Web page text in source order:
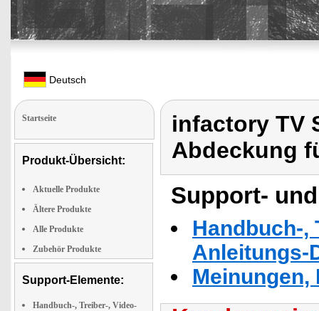
Deutsch
Startseite
Produkt-Übersicht:
Aktuelle Produkte
Ältere Produkte
Alle Produkte
Zubehör Produkte
Support-Elemente:
Handbuch-, Treiber-, Video-
infactory TV
Abdeckung
Support-
Handbuch-,
Anleitungs-